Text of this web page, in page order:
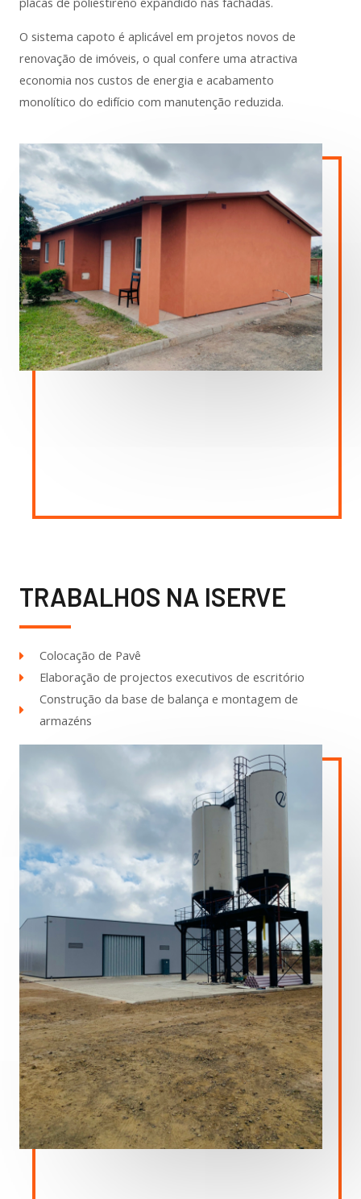
O sistema capoto é aplicável em projetos novos de
renovação de imóveis, o qual confere uma atractiva
economia nos custos de energia e acabamento
monolítico do edifício com manutenção reduzida.
TRABALHOS NA ISERVE
Colocação de Pavê
Elaboração de projectos executivos de escritório
Construção da base de balança e montagem de
armazéns